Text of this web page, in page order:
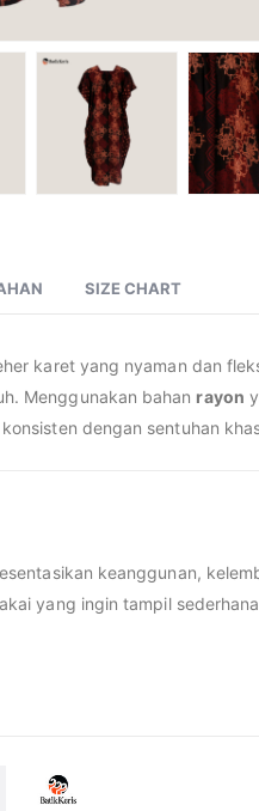
SIZE CHART
karet yang nyaman dan
Menggunakan bahan rayon
dengan sentuhan
keanggunan,
yang ingin tampil